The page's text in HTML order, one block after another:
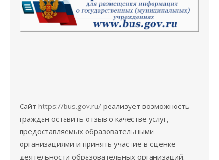
Сайт https://bus.gov.ru/ реализует возможность
граждан оставить отзыв о качестве услуг,
предоставляемых образовательными
организациями и принять участие в оценке
деятельности образовательных организаций.